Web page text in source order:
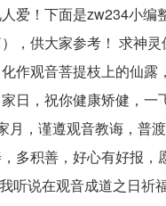
爱！下面是zw234小编
，供大家参考！ 求神
作观音菩提枝上的仙露
日，祝你健康矫健，一
月，谨遵观音教诲，普
多积善，好心有好报，
听说在观音成道之日祈